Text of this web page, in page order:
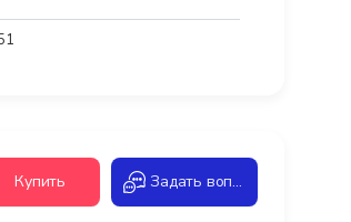
Купить Задать вопрос